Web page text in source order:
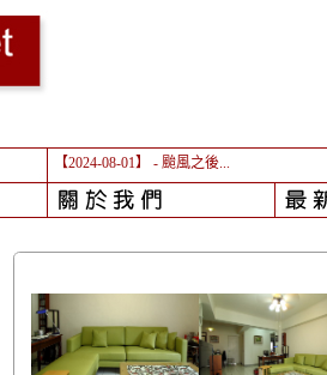
【2024-08-01】 - 颱風之後...